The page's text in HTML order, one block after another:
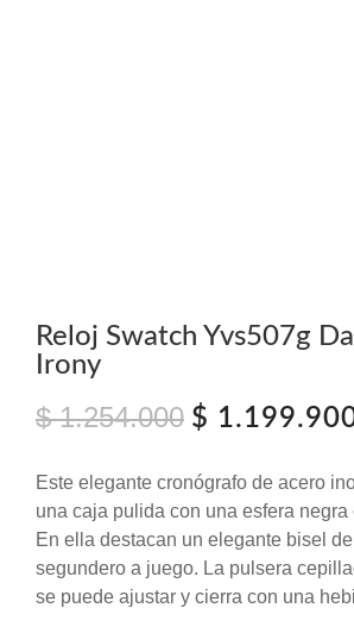
Reloj Swatch Yvs507g
Irony
$1.254.000 El
original
era:
$ 1.254.000.
$
Este elegante cronógrafo de acero
una caja pulida con una esfera
En ella destacan un elegante bisel
segundero a juego. La pulsera
se puede ajustar y cierra con una